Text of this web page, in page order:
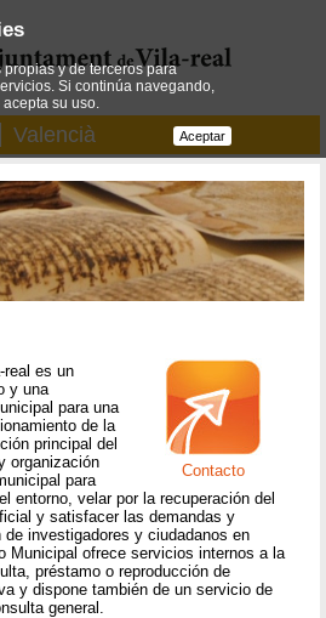
Valencià
Contacto
real es un
y una
para una
de la
principal del
organización
para
entorno, velar por la recuperación del
y satisfacer las demandas y
investigadores y ciudadanos en
Municipal ofrece servicios internos a la
préstamo o reproducción de
y dispone también de un servicio de
general.
propias y de terceros para
Si continúa navegando,
su uso.
Aceptar